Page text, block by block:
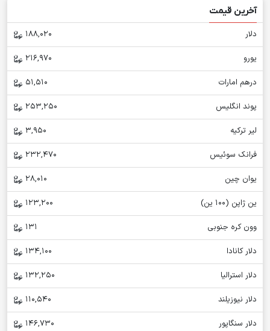
آخرین قیمت
دلار
188,020
یورو
216,970
درهم امارات
51,510
پوند انگلیس
253,250
لیر ترکیه
3,950
فرانک سوئیس
232,470
یوان چین
28,010
ین ژاپن (100 ین)
123,200
وون کره جنوبی
131
دلار کانادا
134,100
دلار استرالیا
132,250
دلار نیوزیلند
110,540
دلار سنگاپور
146,730